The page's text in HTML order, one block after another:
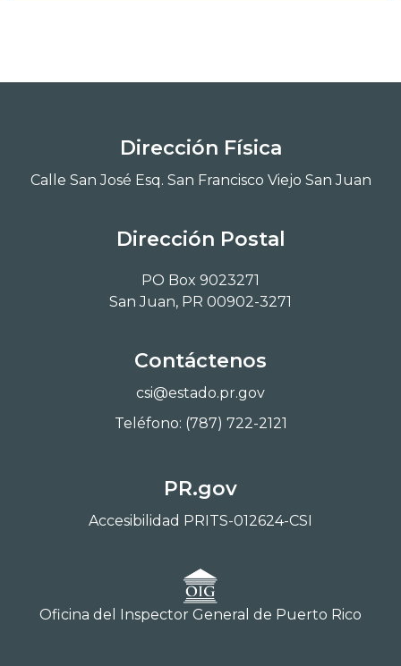
Dirección Física
Calle San José Esq. San Francisco Viejo San Juan
Dirección Postal
PO Box 9023271
San Juan, PR 00902-3271
Contáctenos
csi@estado.pr.gov
Teléfono: (787) 722-2121
PR.gov
Accesibilidad PRITS-012624-CSI
Oficina del Inspector General de Puerto Rico